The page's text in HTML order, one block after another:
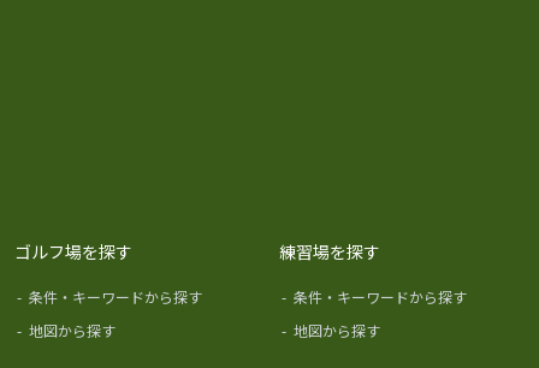
ゴルフ場を探す
- 条件・キーワードから探す
- 地図から探す
練習場を探す
- 条件・キーワードから探す
- 地図から探す